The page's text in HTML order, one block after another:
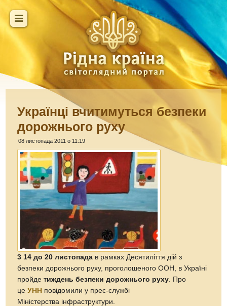
Українці вчитимуться безпеки
дорожнього руху
08 листопада 2011 о 11:19
3 14 до 20 листопада в рамках Десятиліття дій з
безпеки дорожнього руху, проголошеного ООН, в Україні
пройде тиждень безпеки дорожнього руху . Про
цеУНН повідомили у прес-службі
Міністерства інфраструктури.